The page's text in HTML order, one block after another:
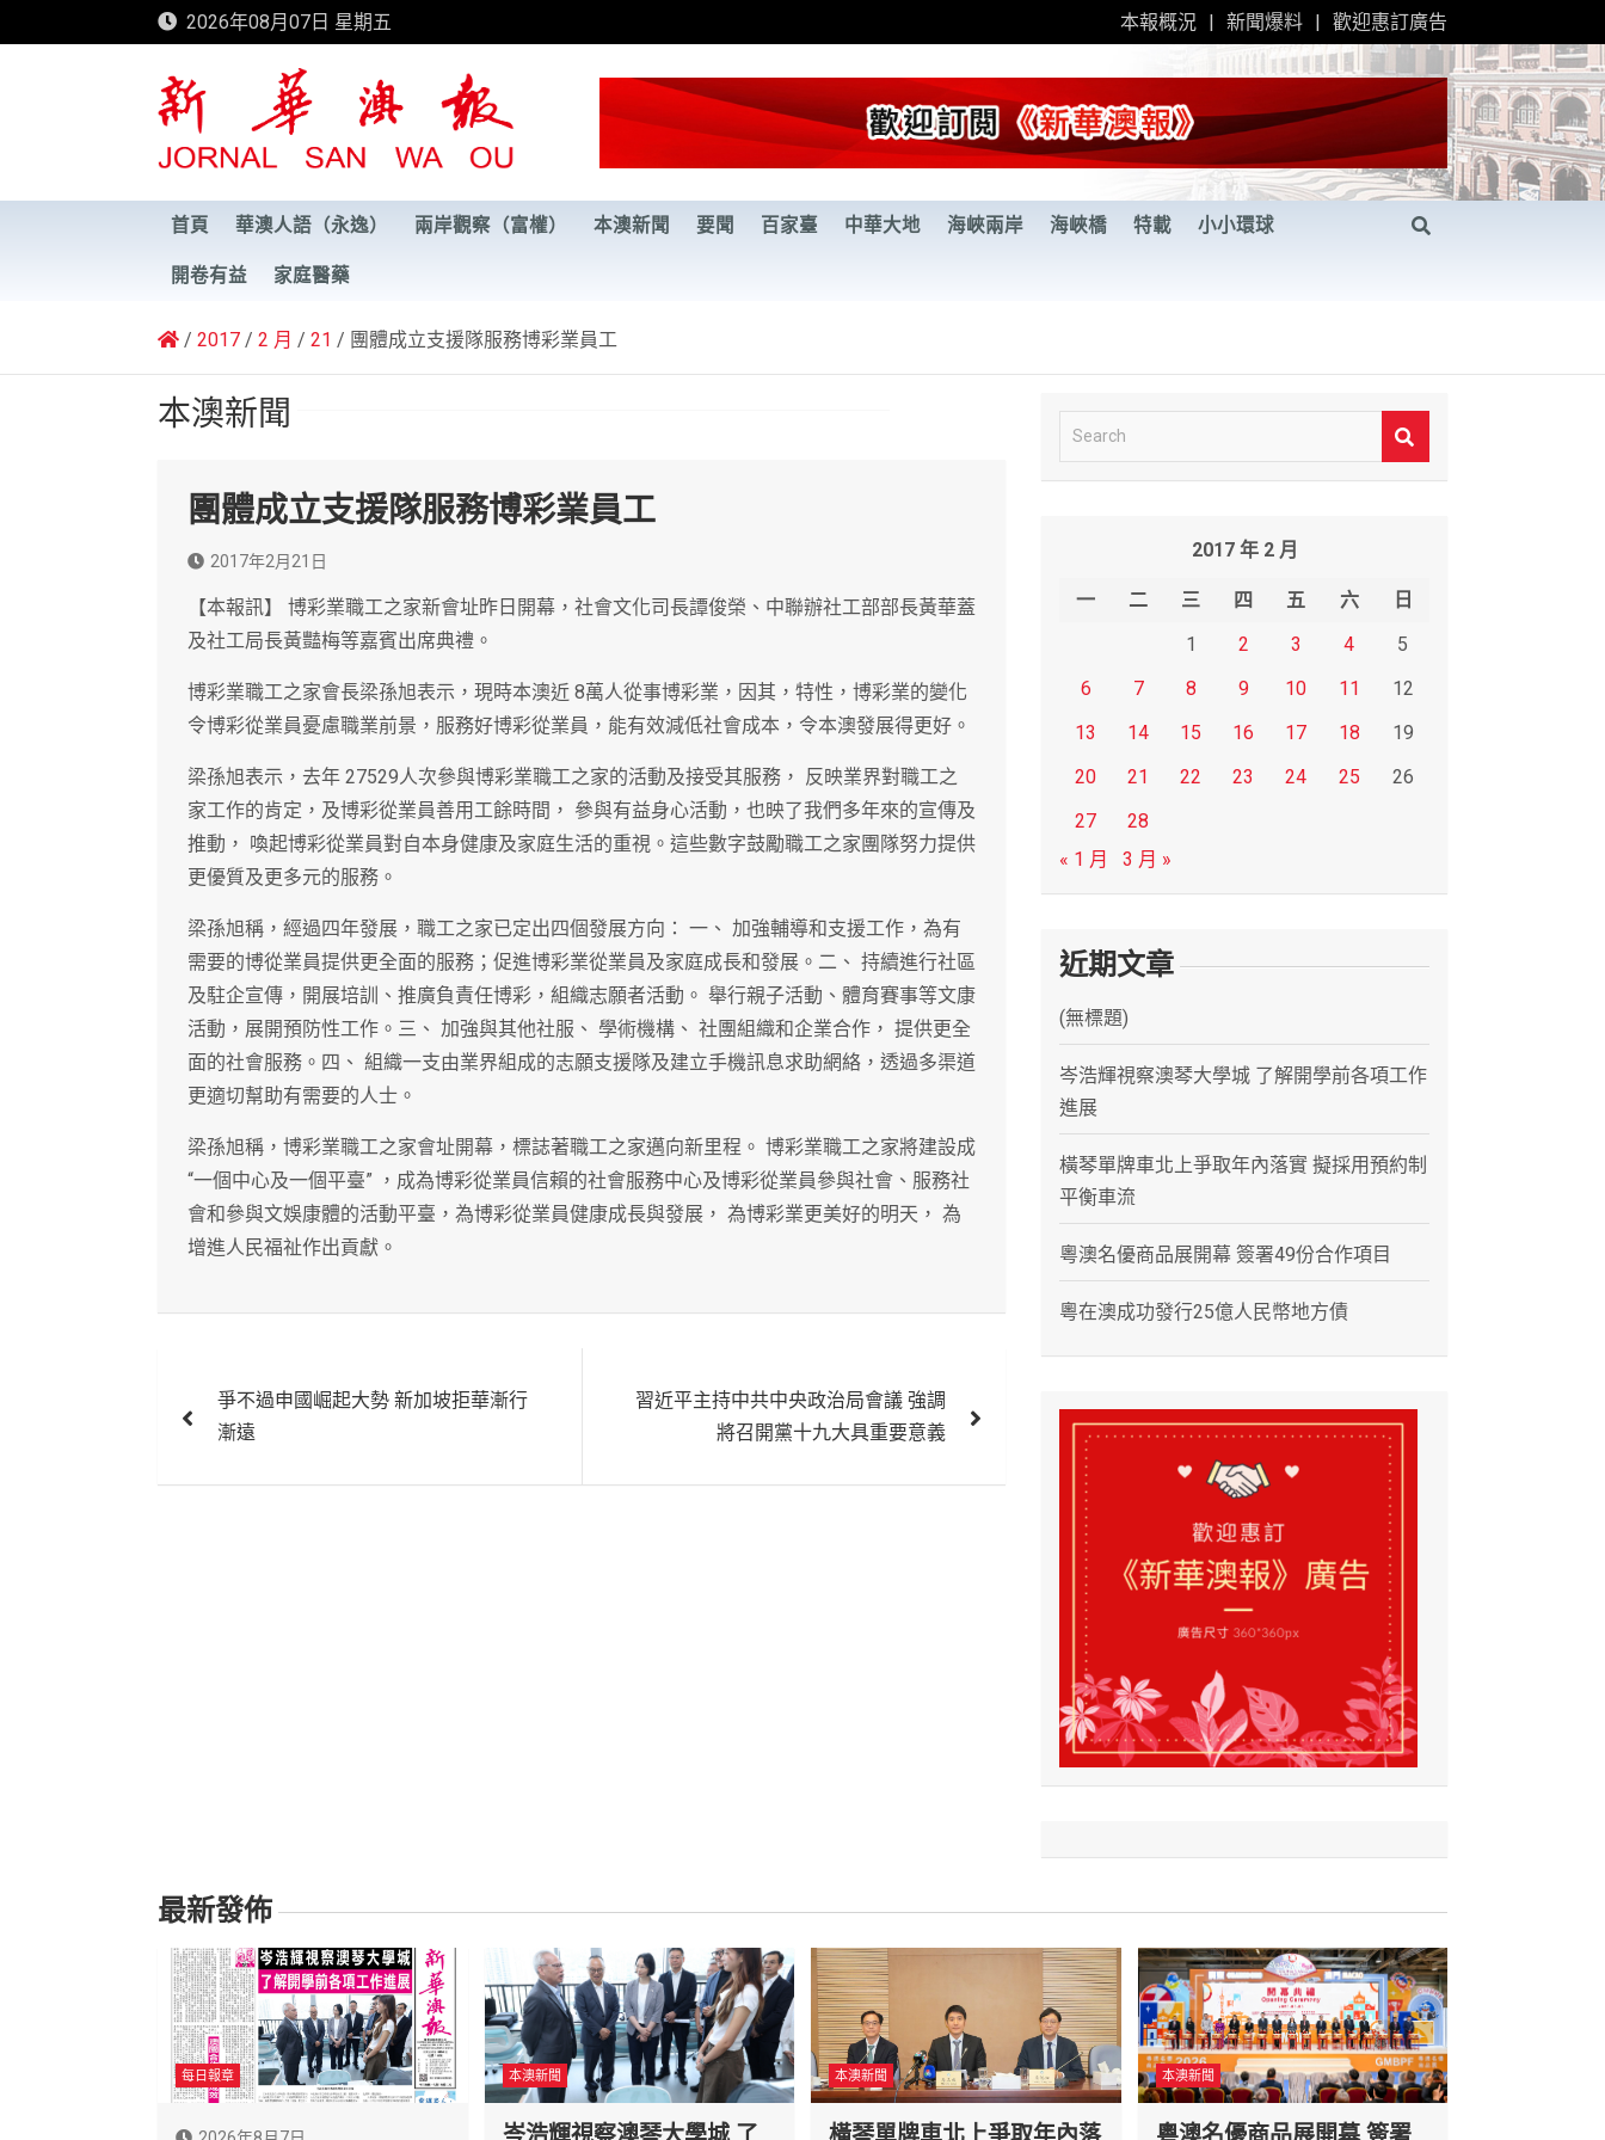
to
2026年08月07日 星期五 本報概況 新聞爆料 歡迎惠訂廣告
新華澳報
首頁 華澳人語（永逸） 兩岸觀察（富權） 本澳新聞 要聞 百家臺 中華大地 海峽兩岸 海峽橋 特載 小小環球
開卷有益 家庭醫藥
2017 2 月 21 團體成立支援隊服務博彩業員工
本澳新聞
團體成立支援隊服務博彩業員工
2017年2月21日
【本報訊】 博彩業職工之家新會址昨日開幕，社會文化司長譚俊榮、中聯辦社工部部長黃華蓋
及社工局長黃豔梅等嘉賓出席典禮。
博彩業職工之家會長梁孫旭表示，現時本澳近 8萬人從事博彩業，因其，特性，博彩業的變化
令博彩從業員憂慮職業前景，服務好博彩從業員，能有效減低社會成本，令本澳發展得更好。
梁孫旭表示，去年 27529人次參與博彩業職工之家的活動及接受其服務， 反映業界對職工之
家工作的肯定，及博彩從業員善用工餘時間， 參與有益身心活動，也映了我們多年來的宣傳及
推動， 喚起博彩從業員對自本身健康及家庭生活的重視。這些數字鼓勵職工之家團隊努力提供
更優質及更多元的服務。
梁孫旭稱，經過四年發展，職工之家已定出四個發展方向： 一、 加強輔導和支援工作，為有
需要的博從業員提供更全面的服務；促進博彩業從業員及家庭成長和發展。二、 持續進行社區
及駐企宣傳，開展培訓、推廣負責任博彩，組織志願者活動。 舉行親子活動、體育賽事等文康
活動，展開預防性工作。三、 加強與其他社服、 學術機構、 社團組織和企業合作， 提供更全
面的社會服務。四、 組織一支由業界組成的志願支援隊及建立手機訊息求助網絡，透過多渠道
更適切幫助有需要的人士。
梁孫旭稱，博彩業職工之家會址開幕，標誌著職工之家邁向新里程。 博彩業職工之家將建設成
“一個中心及一個平臺” ，成為博彩從業員信賴的社會服務中心及博彩從業員參與社會、服務社
會和參與文娛康體的活動平臺，為博彩從業員健康成長與發展， 為博彩業更美好的明天， 為
增進人民福祉作出貢獻。
章
爭不過申國崛起大勢 新加坡拒華漸行
漸遠
習近平主持中共中央政治局會議 強調
將召開黨十九大具重要意義
e
2017 年 2 月
一 二 三 四 五 六
日
1
2 3 4
5
6
7 8 9 10 11
12
13
14 15 16 17 18
19
20
21 22 23 24 25
26
27
28
« 1 月
3 月 »
近期文章
(無標題)
岑浩輝視察澳琴大學城 了解開學前各項工作
進展
橫琴單牌車北上爭取年內落實 擬採用預約制
平衡車流
粵澳名優商品展開幕 簽署49份合作項目
粵在澳成功發行25億人民幣地方債
最新發佈
每日報章 本澳新聞 本澳新聞 本澳新聞